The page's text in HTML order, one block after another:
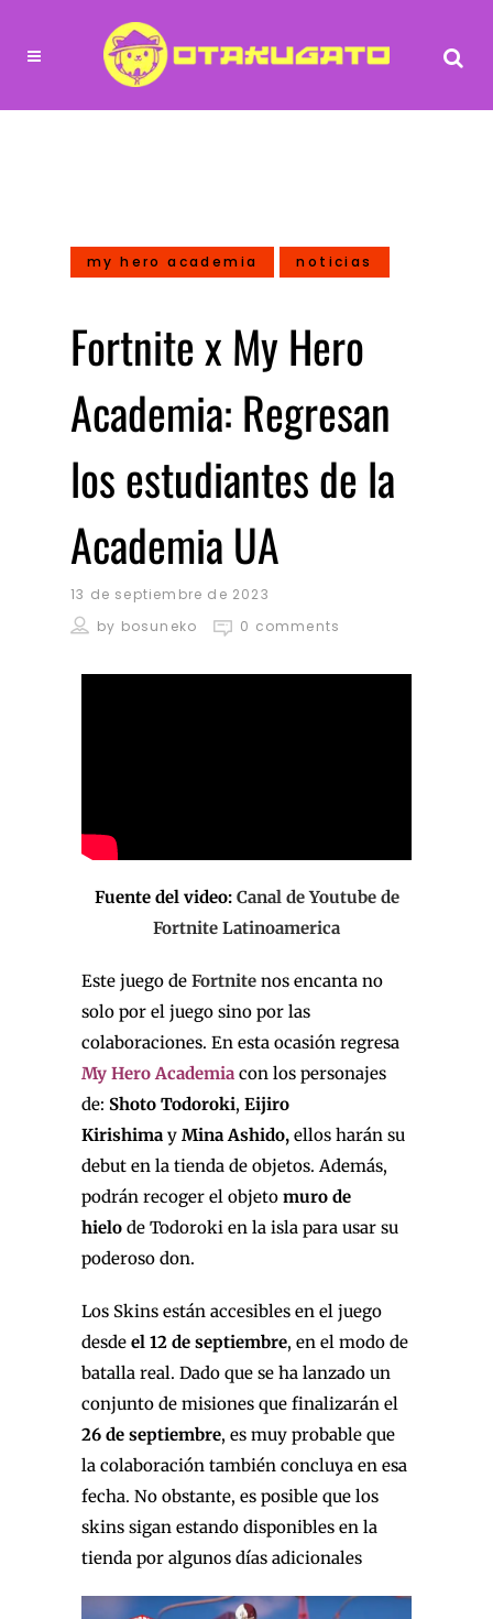
my hero academia noticias
Fortnite x My Hero
Academia: Regresan
los estudiantes de la
Academia UA
13 de septiembre de 2023
by bosuneko 0 comments
Fuente del video: Canal de Youtube de
Fortnite Latinoamerica
Este juego de Fortnite nos encanta no
solo por el juego sino por las
colaboraciones. En esta ocasión regresa
My Hero Academia con los personajes
de: Shoto Todoroki, Eijiro
Kirishima y Mina Ashido, ellos harán su
debut en la tienda de objetos. Además,
podrán recoger el objeto muro de
hielo de Todoroki en la isla para usar su
poderoso don.
Los Skins están accesibles en el juego
desde el 12 de septiembre, en el modo de
batalla real. Dado que se ha lanzado un
conjunto de misiones que finalizarán el
26 de septiembre, es muy probable que
la colaboración también concluya en esa
fecha. No obstante, es posible que los
skins sigan estando disponibles en la
tienda por algunos días adicionales